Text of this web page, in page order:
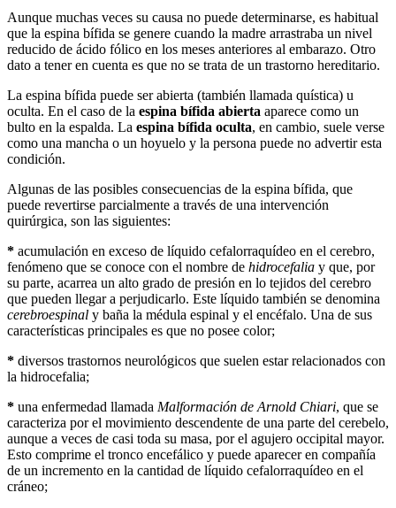
Aunque muchas veces su causa no puede determinarse, es habitual
que la espina bífida se genere cuando la madre arrastraba un nivel
reducido de ácido fólico en los meses anteriores al embarazo. Otro
dato a tener en cuenta es que no se trata de un trastorno hereditario.
La espina bífida puede ser abierta (también llamada quística) u
oculta. En el caso de la espina bífida abierta aparece como un
bulto en la espalda. La espina bífida oculta, en cambio, suele verse
como una mancha o un hoyuelo y la persona puede no advertir esta
condición.
Algunas de las posibles consecuencias de la espina bífida, que
puede revertirse parcialmente a través de una intervención
quirúrgica, son las siguientes:
* acumulación en exceso de líquido cefalorraquídeo en el cerebro,
fenómeno que se conoce con el nombre de hidrocefalia y que, por
su parte, acarrea un alto grado de presión en lo tejidos del cerebro
que pueden llegar a perjudicarlo. Este líquido también se denomina
cerebroespinal y baña la médula espinal y el encéfalo. Una de sus
características principales es que no posee color;
* diversos trastornos neurológicos que suelen estar relacionados con
la hidrocefalia;
* una enfermedad llamada Malformación de Arnold Chiari, que se
caracteriza por el movimiento descendente de una parte del cerebelo,
aunque a veces de casi toda su masa, por el agujero occipital mayor.
Esto comprime el tronco encefálico y puede aparecer en compañía
de un incremento en la cantidad de líquido cefalorraquídeo en el
cráneo;